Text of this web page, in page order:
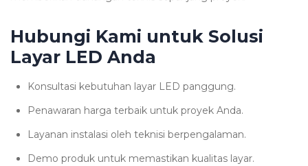
Hubungi Kami untuk Solusi
Layar LED Anda
Konsultasi kebutuhan layar LED panggung.
Penawaran harga terbaik untuk proyek Anda.
Layanan instalasi oleh teknisi berpengalaman.
Demo produk untuk memastikan kualitas layar.